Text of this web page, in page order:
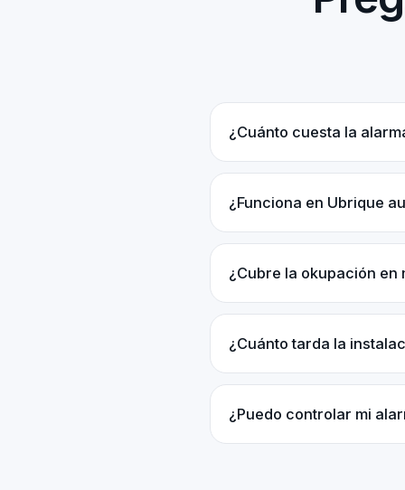
¿Cuánto cuesta la
¿Funciona en Ubrique
¿Cubre la okupación en
¿Cuánto tarda la
¿Puedo controlar mi